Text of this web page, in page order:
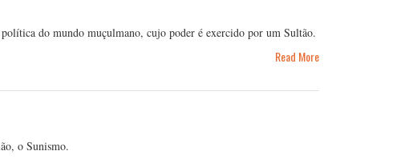
do mundo muçulmano, cujo poder é exercido por um Sultão.
Read More
o Sunismo.